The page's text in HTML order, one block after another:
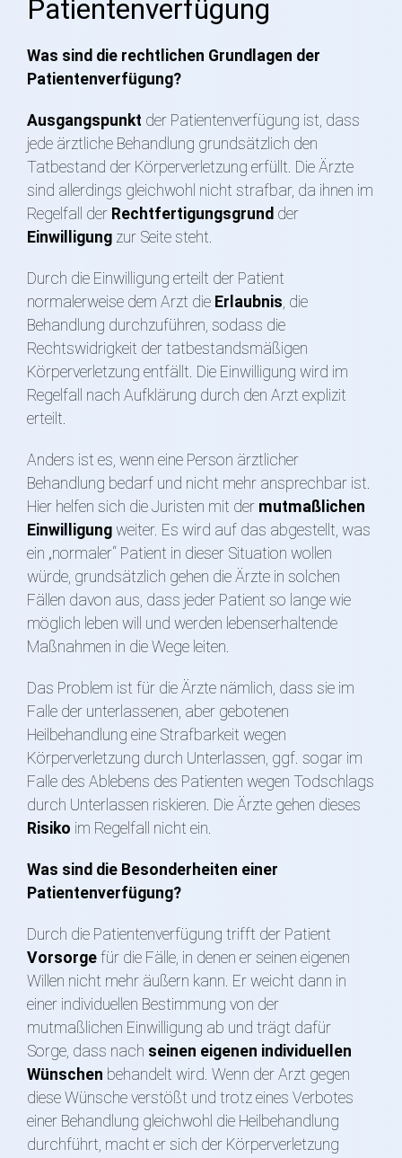
Patientenverfügung
Was sind die rechtlichen Grundlagen der
Patientenverfügung?
Ausgangspunkt der Patientenverfügung ist, dass
jede ärztliche Behandlung grundsätzlich den
Tatbestand der Körperverletzung erfüllt. Die Ärzte
sind allerdings gleichwohl nicht strafbar, da ihnen im
Regelfall der Rechtfertigungsgrund der
Einwilligung zur Seite steht.
Durch die Einwilligung erteilt der Patient
normalerweise dem Arzt die Erlaubnis, die
Behandlung durchzuführen, sodass die
Rechtswidrigkeit der tatbestandsmäßigen
Körperverletzung entfällt. Die Einwilligung wird im
Regelfall nach Aufklärung durch den Arzt explizit
erteilt.
Anders ist es, wenn eine Person ärztlicher
Behandlung bedarf und nicht mehr ansprechbar ist.
Hier helfen sich die Juristen mit der mutmaßlichen
Einwilligung weiter. Es wird auf das abgestellt, was
ein „normaler“ Patient in dieser Situation wollen
würde, grundsätzlich gehen die Ärzte in solchen
Fällen davon aus, dass jeder Patient so lange wie
möglich leben will und werden lebenserhaltende
Maßnahmen in die Wege leiten.
Das Problem ist für die Ärzte nämlich, dass sie im
Falle der unterlassenen, aber gebotenen
Heilbehandlung eine Strafbarkeit wegen
Körperverletzung durch Unterlassen, ggf. sogar im
Falle des Ablebens des Patienten wegen Todschlags
durch Unterlassen riskieren. Die Ärzte gehen dieses
Risiko im Regelfall nicht ein.
Was sind die Besonderheiten einer
Patientenverfügung?
Durch die Patientenverfügung trifft der Patient
Vorsorge für die Fälle, in denen er seinen eigenen
Willen nicht mehr äußern kann. Er weicht dann in
einer individuellen Bestimmung von der
mutmaßlichen Einwilligung ab und trägt dafür
Sorge, dass nach seinen eigenen individuellen
Wünschen behandelt wird. Wenn der Arzt gegen
diese Wünsche verstößt und trotz eines Verbotes
einer Behandlung gleichwohl die Heilbehandlung
durchführt, macht er sich der Körperverletzung